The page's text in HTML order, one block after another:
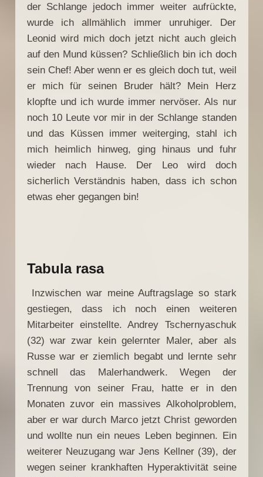
der Schlange jedoch immer weiter aufrückte,
wurde ich allmählich immer unruhiger. Der
Leonid wird mich doch jetzt nicht auch gleich
auf den Mund küssen? Schließlich bin ich doch
sein Chef! Aber wenn er es gleich doch tut, weil
er mich für seinen Bruder hält? Mein Herz
klopfte und ich wurde immer nervöser. Als nur
noch 10 Leute vor mir in der Schlange standen
und das Küssen immer weiterging, stahl ich
mich heimlich hinweg, ging hinaus und fuhr
wieder nach Hause. Der Leo wird doch
sicherlich Verständnis haben, dass ich schon
etwas eher gegangen bin!
Tabula rasa
Inzwischen war meine Auftragslage so stark
gestiegen, dass ich noch einen weiteren
Mitarbeiter einstellte. Andrey Tschernyaschuk
(32) war zwar kein gelernter Maler, aber als
Russe war er ziemlich begabt und lernte sehr
schnell das Malerhandwerk. Wegen der
Trennung von seiner Frau, hatte er in den
Monaten zuvor ein massives Alkoholproblem,
aber er war durch Marco jetzt Christ geworden
und wollte nun ein neues Leben beginnen. Ein
weiterer Neuzugang war Jens Kellner (39), der
wegen seiner krankhaften Hyperaktivität seine